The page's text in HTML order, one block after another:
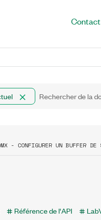
- CONFIGURER UN BUFFER DE
Référence de l'API